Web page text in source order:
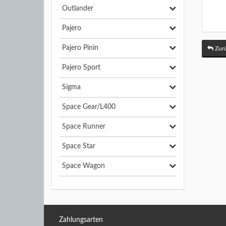
Outlander
Pajero
Pajero Pinin
Pajero Sport
Sigma
Space Gear/L400
Space Runner
Space Star
Space Wagon
Zahlungsarten